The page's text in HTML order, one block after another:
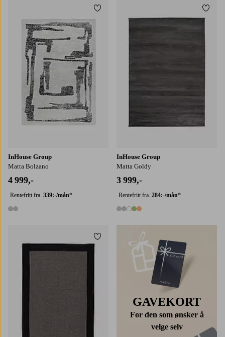
InHouse Group
Matta Bolzano
4 999,-
Rentefritt fra. 339:-/mån*
2 farger
Legg til favoritter
160X230200X290
InHouse Group
Matta Goldy
3 999,-
Rentefritt fra. 284:-/mån*
5 farger
160X230
Legg til favoritter
GAVEKORT
For den som ønsker å
velge selv